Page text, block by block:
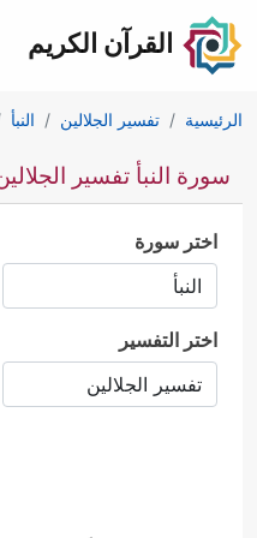
القرآن الكريم
الرئيسية تفسير الجلالين النبأ
سورة النبأ تفسير الجلالين
اختر سورة
اختر التفسير